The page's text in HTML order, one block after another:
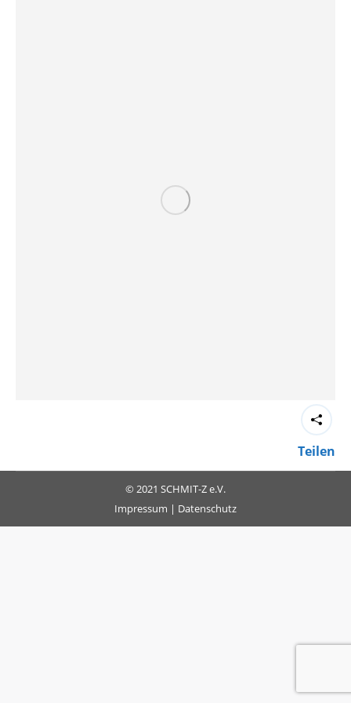
Teilen
© 2021 SCHMIT-Z e.V.
Impressum | Datenschutz